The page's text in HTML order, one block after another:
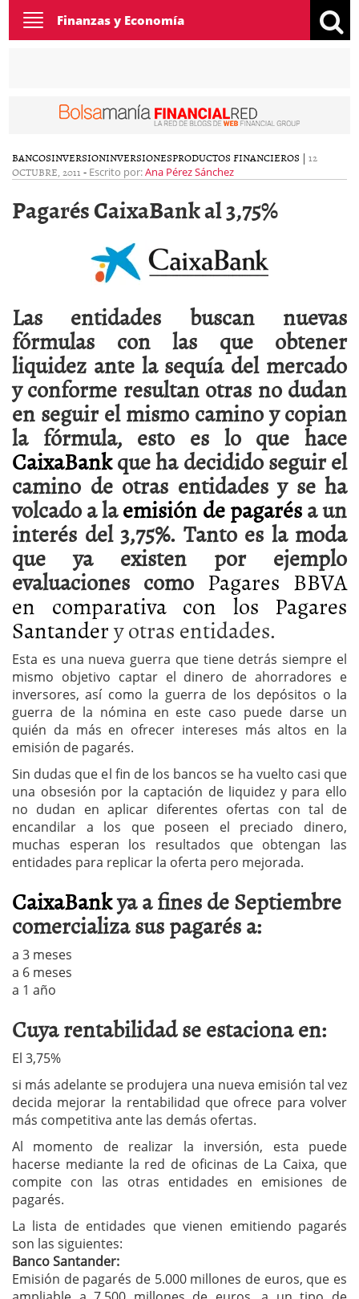
Toggle
navigation
Finanzas y Economía
BANCOSINVERSIONINVERSIONESPRODUCTOS FINANCIEROS | 12
OCTUBRE, 2011 - Escrito por:Ana Pérez Sánchez
Pagarés CaixaBank al 3,75%
Las entidades buscan nuevas
fórmulas con las que obtener
liquidez ante la sequía del mercado
y conforme resultan otras no dudan
en seguir el mismo camino y copian
la fórmula, esto es lo que hace
CaixaBankque ha decidido seguir el
camino de otras entidades y se ha
volcado a laemisión de pagarésa un
interés del 3,75%. Tanto es la moda
que ya existen por ejemplo
evaluaciones como Pagares BBVA
en comparativa con los Pagares
Santandery otras entidades.
Esta es una nueva guerra que tiene detrás siempre el
mismo objetivo captar el dinero de ahorradores e
inversores, así como la guerra de los depósitos o la
guerra de la nómina en este caso puede darse un
quién da más en ofrecer intereses más altos en la
emisión de pagarés.
Sin dudas que el fin de los bancos se ha vuelto casi que
una obsesión por la captación de liquidez y para ello
no dudan en aplicar diferentes ofertas con tal de
encandilar a los que poseen el preciado dinero,
muchas esperan los resultados que obtengan las
entidades para replicar la oferta pero mejorada.
CaixaBankya a fines de Septiembre
comercializa sus pagarés a:
a 3 meses
a 6 meses
a 1 año
Cuya rentabilidad se estaciona en:
El 3,75%
si más adelante se produjera una nueva emisión tal vez
decida mejorar la rentabilidad que ofrece para volver
más competitiva ante las demás ofertas.
Al momento de realizar la inversión, esta puede
hacerse mediante la red de oficinas de La Caixa, que
compite con las otras entidades en emisiones de
pagarés.
La lista de entidades que vienen emitiendo pagarés
son las siguientes:
Banco Santander:
Emisión de pagarés de 5.000 millones de euros, que es